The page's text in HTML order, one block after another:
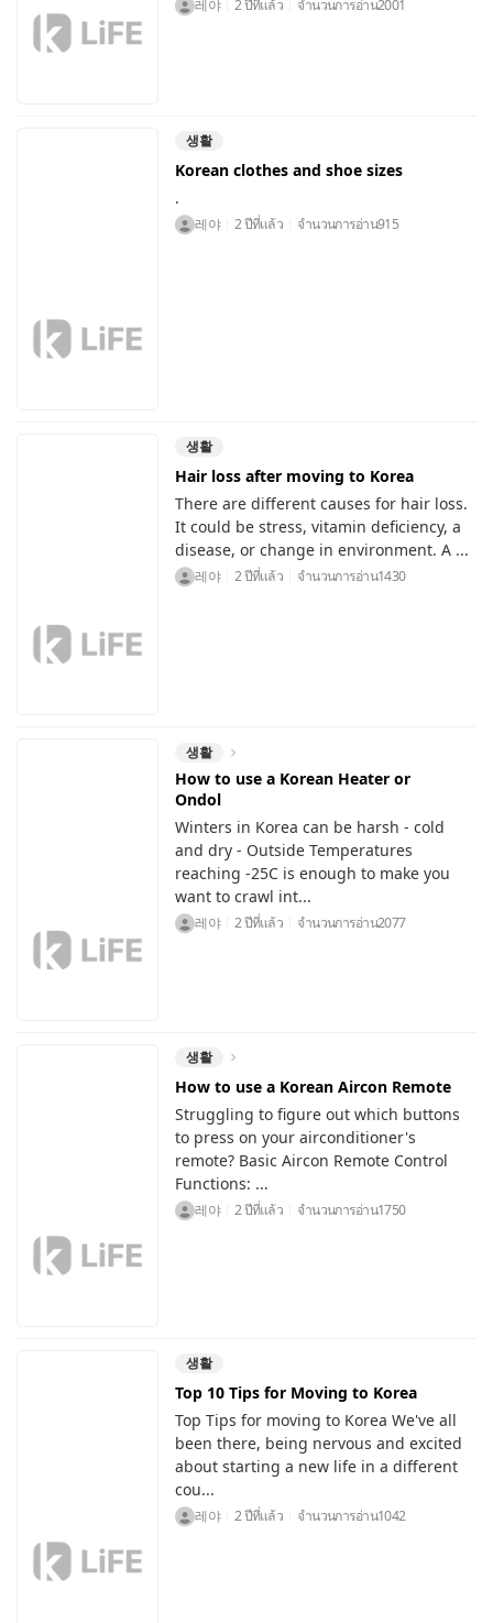
레야 2 ปีที่แล้ว จำนวนการอ่าน2001
생활
Korean clothes and shoe sizes
.
레야 2 ปีที่แล้ว จำนวนการอ่าน915
생활
Hair loss after moving to Korea
There are different causes for hair loss.
It could be stress, vitamin deficiency, a
disease, or change in environment. A ...
레야 2 ปีที่แล้ว จำนวนการอ่าน1430
생활
How to use a Korean Heater or
Ondol
Winters in Korea can be harsh - cold
and dry - Outside Temperatures
reaching -25C is enough to make you
want to crawl int...
레야 2 ปีที่แล้ว จำนวนการอ่าน2077
생활
How to use a Korean Aircon Remote
Struggling to figure out which buttons
to press on your airconditioner's
remote? Basic Aircon Remote Control
Functions: ...
레야 2 ปีที่แล้ว จำนวนการอ่าน1750
생활
Top 10 Tips for Moving to Korea
Top Tips for moving to Korea We've all
been there, being nervous and excited
about starting a new life in a different
cou...
레야 2 ปีที่แล้ว จำนวนการอ่าน1042